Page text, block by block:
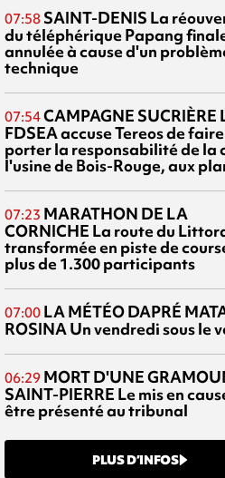
07:58 SAINT-DENIS La
du téléphérique Papang
annulée à cause d'un
technique
07:54CAMPAGNE SUCRIÈRE
FDSEA accuse Tereos de faire
porter la responsabilité de la
l'usine de Bois-Rouge, aux
07:23 MARATHON DE LA
CORNICHE La route du
transformée en piste de
plus de 1.300 participants
07:00 LA MÉTÉO DAPRÉ
ROSINAUn vendredi sous le
06:29 MORT D'UNE
SAINT-PIERRE Le mis en
être présenté au tribunal
PLUS D’INFOS